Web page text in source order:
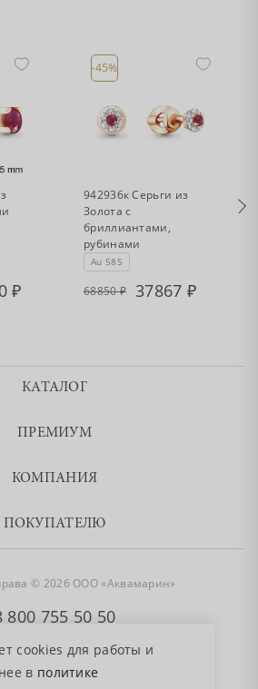
cookies для работы и
в политике
-45%
942936к Серьги из
Золота с
бриллиантами,
рубинами
Au 585
68850 37867
КАТАЛОГ
ПРЕМИУМ
КОМПАНИЯ
ПОКУПАТЕЛЮ
© 2026 ООО «Аквамарин»
800 755 50 50